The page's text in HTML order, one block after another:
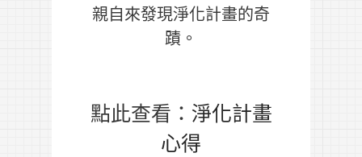
親自來發現淨化計畫的奇
蹟。
點此查看： 淨化計畫
心得